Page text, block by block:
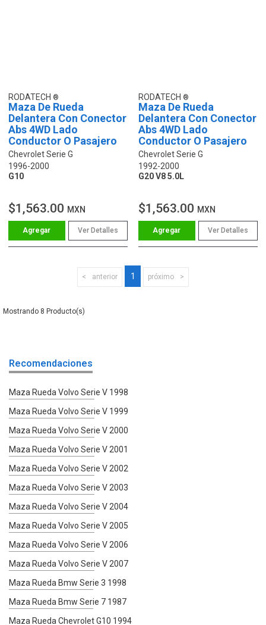
RODATECH
Maza De Rueda
Delantera Con Conector
Abs 4WD Lado
Conductor O Pasajero
Chevrolet Serie G
1996-2000
G10
$1,563.00 MXN
Ver Detalles
RODATECH
Maza De Rueda
Delantera Con Conector
Abs 4WD Lado
Conductor O Pasajero
Chevrolet Serie G
1992-2000
G20 V8 5.0L
$1,563.00 MXN
Ver Detalles
anterior 1 próximo
8
Recomendaciones
Maza Rueda Volvo Serie V 1998
Maza Rueda Volvo Serie V 1999
Maza Rueda Volvo Serie V 2000
Maza Rueda Volvo Serie V 2001
Maza Rueda Volvo Serie V 2002
Maza Rueda Volvo Serie V 2003
Maza Rueda Volvo Serie V 2004
Maza Rueda Volvo Serie V 2005
Maza Rueda Volvo Serie V 2006
Maza Rueda Volvo Serie V 2007
Maza Rueda Bmw Serie 3 1998
Maza Rueda Bmw Serie 7 1987
Maza Rueda Chevrolet G10 1994